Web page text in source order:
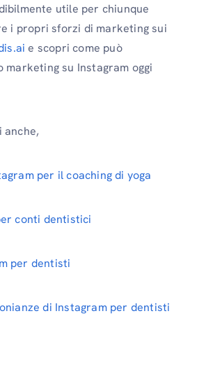
utile per chiunque
i propri sforzi di marketing sui
e scopri come può
su Instagram oggi
anche,
per il coaching di yoga
conti dentistici
per dentisti
di Instagram per dentisti